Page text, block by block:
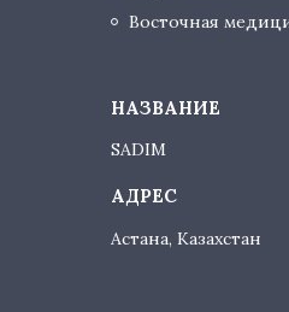
Восточная
SADIM
Астана, Казахстан